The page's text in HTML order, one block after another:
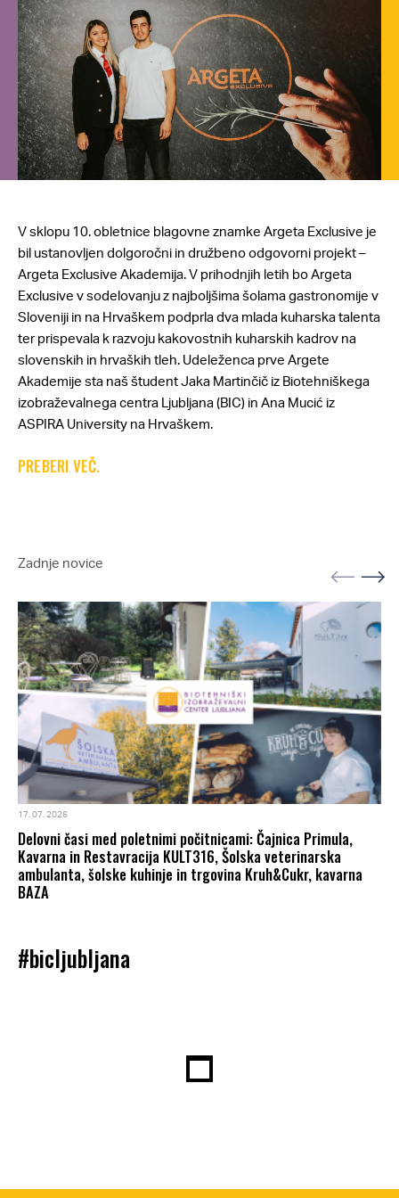
V sklopu 10. obletnice blagovne znamke Argeta Exclusive je
bil ustanovljen dolgoročni in družbeno odgovorni projekt –
Argeta Exclusive Akademija. V prihodnjih letih bo Argeta
Exclusive v sodelovanju z najboljšima šolama gastronomije v
Sloveniji in na Hrvaškem podprla dva mlada kuharska talenta
ter prispevala k razvoju kakovostnih kuharskih kadrov na
slovenskih in hrvaških tleh. Udeleženca prve Argete
Akademije sta naš študent Jaka Martinčič iz Biotehniškega
izobraževalnega centra Ljubljana (BIC) in Ana Mucić iz
ASPIRA University na Hrvaškem.
PREBERI VEČ.
Zadnje novice
17. 07. 2026
Delovni časi med poletnimi počitnicami: Čajnica Primula,
Kavarna in Restavracija KULT316, Šolska veterinarska
ambulanta, šolske kuhinje in trgovina Kruh&Cukr, kavarna
BAZA
#bicljubljana